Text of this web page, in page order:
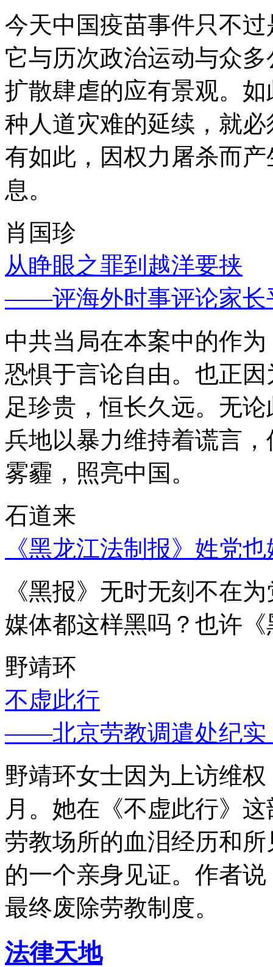
今天中国疫苗事件只不
它与历次政治运动与众
扩散肆虐的应有景观。
种人道灾难的延续，就
有如此，因权力屠杀而
息。
肖国珍
从睁眼之罪到越洋要挟
——评海外时事评论家长
中共当局在本案中的作
恐惧于言论自由。也正
足珍贵，恒长久远。无
兵地以暴力维持着谎言
雾霾，照亮中国。
石道来
《黑龙江法制报》姓党
《黑报》无时无刻不在
媒体都这样黑吗？也许
野靖环
不虚此行
——北京劳教调遣处纪实
野靖环女士因为上访维
月。她在《不虚此行》
劳教场所的血泪经历和
的一个亲身见证。作者
最终废除劳教制度。
法律天地